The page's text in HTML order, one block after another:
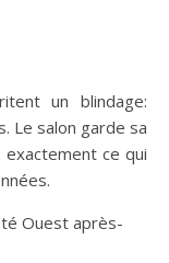
un blindage:
Le salon garde sa
ce qui
Ouest après-